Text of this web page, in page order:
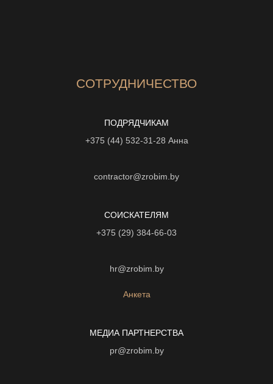
СОТРУДНИЧЕСТВО
ПОДРЯДЧИКАМ
+375 (44) 532-31-28 Анна
contractor@zrobim.by
СОИСКАТЕЛЯМ
+375 (29) 384-66-03
hr@zrobim.by
Анкета
МЕДИА ПАРТНЕРСТВА
pr@zrobim.by